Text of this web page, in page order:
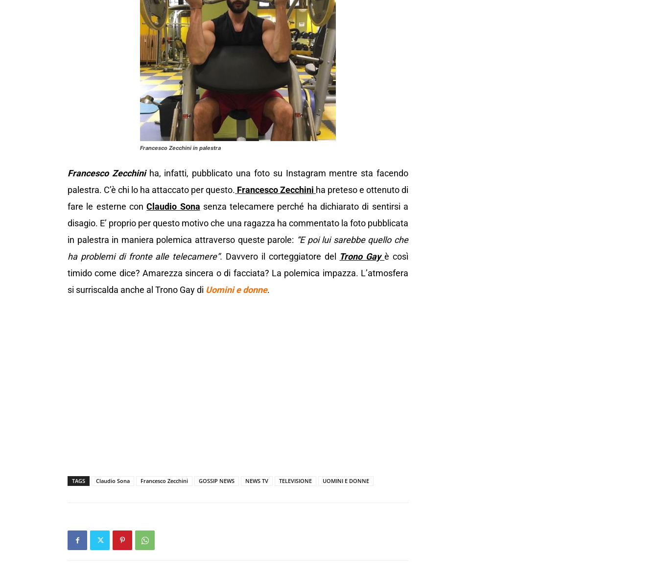
Francesco Zecchini in palestra
Francesco Zecchiniha, infatti, pubblicato una foto su Instagram mentre sta facendo
palestra. C’è chi lo ha attaccato per questo. Francesco Zecchini ha preteso e ottenuto di
fare le esterne conClaudio Sona senza telecamere perché ha dichiarato di sentirsi a
disagio. E’ proprio per questo motivo che una ragazza ha commentato la foto pubblicata
in palestra in maniera polemica attraverso queste parole: “E poi lui sarebbe quello che
ha problemi di fronte alle telecamere”. Davvero il corteggiatore del Trono Gayè così
timido come dice? Amarezza sincera o di facciata? La polemica impazza. L’atmosfera
si surriscalda anche al Trono Gay di Uomini e donne.
TAGS Claudio Sona Francesco Zecchini GOSSIP NEWS NEWS TV TELEVISIONE UOMINI E DONNE